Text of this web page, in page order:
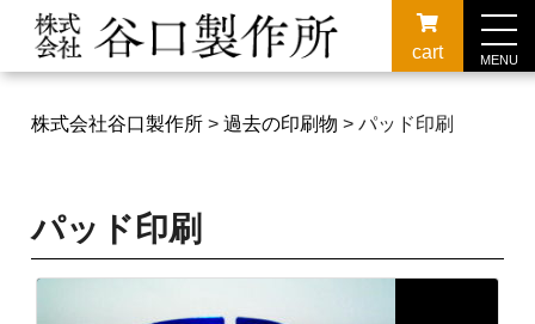
cart MENU
株式会社谷口製作所 > 過去の印刷物 > パッド印刷
パッド印刷